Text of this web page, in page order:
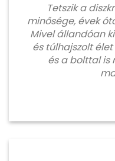
Tetszik a
minősége, évek
Mivel állandóan
és túlhajszolt
és a bolttal is